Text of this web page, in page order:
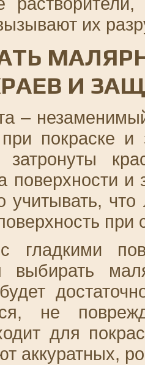
их
И
–
покраске
поверхности
учитывать,
при
выбирать
не
для
аккуратных,